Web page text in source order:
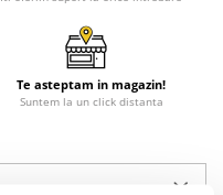
Te asteptam in magazin!
Suntem la un click distanta